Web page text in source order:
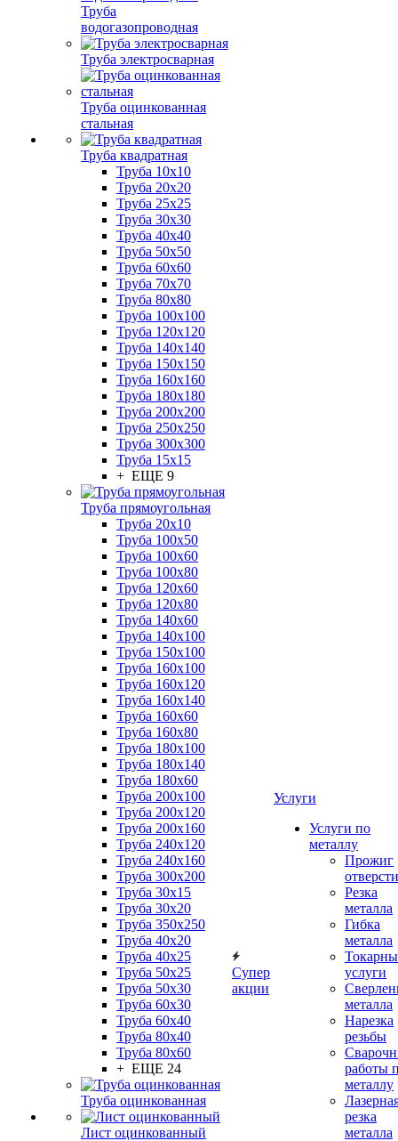
Труба
водогазопроводная
Труба электросварная
Труба оцинкованная
стальная
Труба квадратная
Труба 10x10
Труба 20x20
Труба 25x25
Труба 30x30
Труба 40x40
Труба 50x50
Труба 60x60
Труба 70x70
Труба 80x80
Труба 100x100
Труба 120x120
Труба 140x140
Труба 150x150
Труба 160x160
Труба 180x180
Труба 200x200
Труба 250x250
Труба 300x300
Труба 15x15
+ ЕЩЕ 9
Труба прямоугольная
Труба 20x10
Труба 100x50
Труба 100x60
Труба 100x80
Труба 120x60
Труба 120x80
Труба 140x60
Труба 140x100
Труба 150x100
Труба 160x100
Труба 160x120
Труба 160x140
Труба 160x60
Труба 160x80
Труба 180x100
Труба 180x140
Труба 180x60
Труба 200x100
Труба 200x120
Труба 200x160
Труба 240x120
Труба 240x160
Труба 300x200
Труба 30x15
Труба 30x20
Труба 350x250
Труба 40x20
Труба 40x25
Труба 50x25
Труба 50x30
Труба 60x30
Труба 60x40
Труба 80x40
Труба 80x60
+ ЕЩЕ 24
Труба оцинкованная
Лист оцинкованный
Супер
акции
Услуги
Услуги по
металлу
Прожиг
Резка
металла
Гибка
металла
услуги
металла
Нарезка
резьбы
работы
металлу
резка
металла